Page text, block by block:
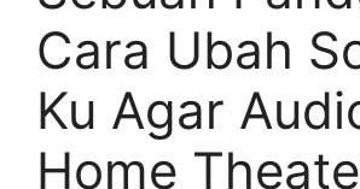
Cara Ubah
Ku Agar
Home